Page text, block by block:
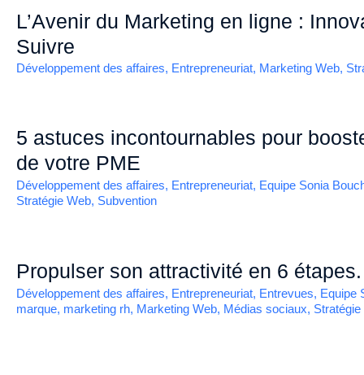
L’Avenir du Marketing en ligne :
Suivre
Développement des affaires, Entrepreneuriat, Marketing Web,
5 astuces incontournables pour
de votre PME
Développement des affaires, Entrepreneuriat, Equipe Sonia
Stratégie Web, Subvention
Propulser son attractivité en 6 étapes.
Développement des affaires, Entrepreneuriat, Entrevues, Equipe
marque, marketing rh, Marketing Web, Médias sociaux, Stratégie